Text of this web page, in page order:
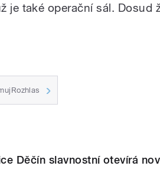
je také operační sál. Dosud
Děčín slavnostní otevírá